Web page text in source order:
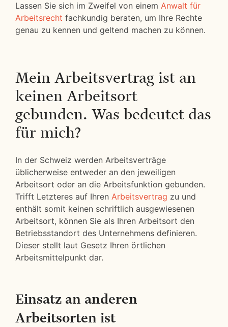
Lassen Sie sich im Zweifel von einem Anwalt für
Arbeitsrecht fachkundig beraten, um Ihre Rechte
genau zu kennen und geltend machen zu können.
Mein Arbeitsvertrag ist an
keinen Arbeitsort
gebunden. Was bedeutet das
für mich?
In der Schweiz werden Arbeitsverträge
üblicherweise entweder an den jeweiligen
Arbeitsort oder an die Arbeitsfunktion gebunden.
Trifft Letzteres auf Ihren Arbeitsvertrag zu und
enthält somit keinen schriftlich ausgewiesenen
Arbeitsort, können Sie als Ihren Arbeitsort den
Betriebsstandort des Unternehmens definieren.
Dieser stellt laut Gesetz Ihren örtlichen
Arbeitsmittelpunkt dar.
Einsatz an anderen
Arbeitsorten ist